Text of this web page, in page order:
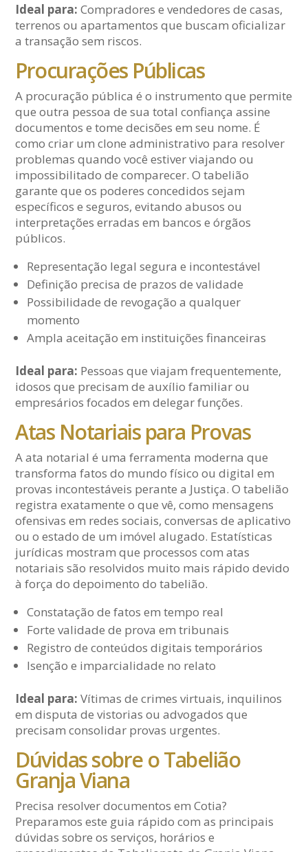
Ideal para: Compradores e vendedores de casas,
terrenos ou apartamentos que buscam oficializar
a transação sem riscos.
Procurações Públicas
A procuração pública é o instrumento que permite
que outra pessoa de sua total confiança assine
documentos e tome decisões em seu nome. É
como criar um clone administrativo para resolver
problemas quando você estiver viajando ou
impossibilitado de comparecer. O tabelião
garante que os poderes concedidos sejam
específicos e seguros, evitando abusos ou
interpretações erradas em bancos e órgãos
públicos.
Representação legal segura e incontestável
Definição precisa de prazos de validade
Possibilidade de revogação a qualquer
momento
Ampla aceitação em instituições financeiras
Ideal para: Pessoas que viajam frequentemente,
idosos que precisam de auxílio familiar ou
empresários focados em delegar funções.
Atas Notariais para Provas
A ata notarial é uma ferramenta moderna que
transforma fatos do mundo físico ou digital em
provas incontestáveis perante a Justiça. O tabelião
registra exatamente o que vê, como mensagens
ofensivas em redes sociais, conversas de aplicativo
ou o estado de um imóvel alugado. Estatísticas
jurídicas mostram que processos com atas
notariais são resolvidos muito mais rápido devido
à força do depoimento do tabelião.
Constatação de fatos em tempo real
Forte validade de prova em tribunais
Registro de conteúdos digitais temporários
Isenção e imparcialidade no relato
Ideal para: Vítimas de crimes virtuais, inquilinos
em disputa de vistorias ou advogados que
precisam consolidar provas urgentes.
Dúvidas sobre o Tabelião
Granja Viana
Precisa resolver documentos em Cotia?
Preparamos este guia rápido com as principais
dúvidas sobre os serviços, horários e